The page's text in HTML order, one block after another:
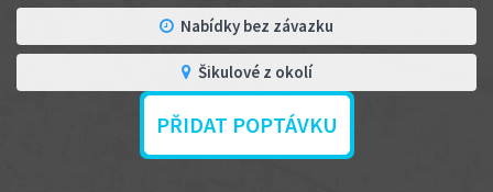
Nabídky bez závazku
Šikulové z okolí
PŘIDAT POPTÁVKU